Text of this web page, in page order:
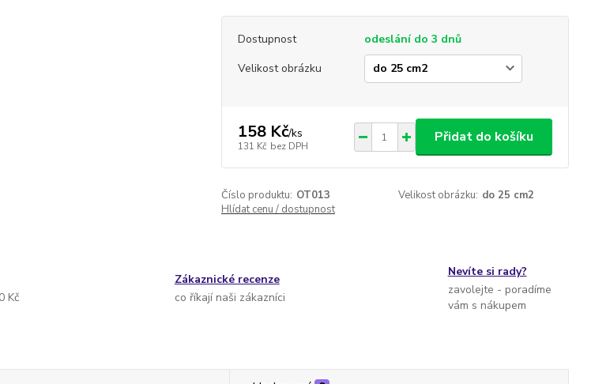
Dostupnost
odeslání do 3 dnů
Velikost obrázku
158 Kč/ks
131 Kč bez DPH
Přidat do košíku
Číslo produktu: OT013 Velikost obrázku: do 25 cm2
Hlídat cenu / dostupnost
Kč
Zákaznické recenze
co říkají naši zákazníci
Nevíte si rady?
zavolejte - poradíme
vám s nákupem